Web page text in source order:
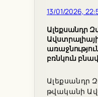
13/01/2026,
Ալեքսանդր
բռնկուն
Ալեքսանդր
թվականի